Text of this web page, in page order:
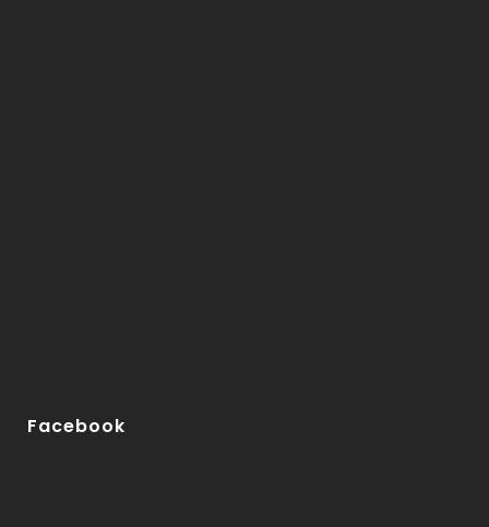
Facebook